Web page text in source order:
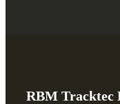
RBM Tracktec